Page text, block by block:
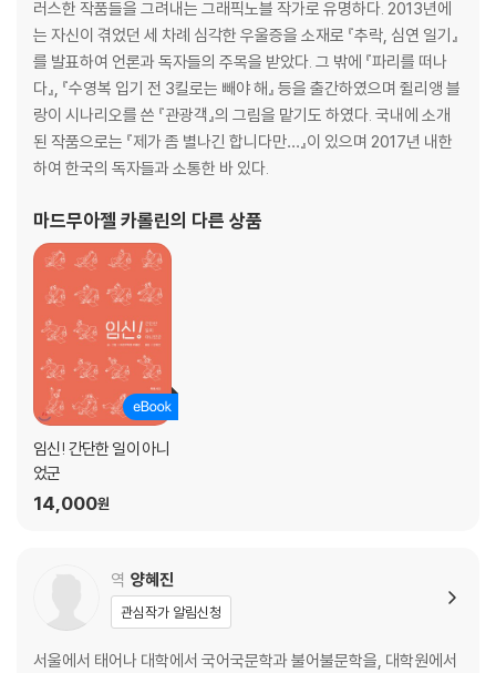
러스한 작품들을 그려내는 그래픽노블 작가로 유명하다. 2013년에
는 자신이 겪었던 세 차례 심각한 우울증을 소재로 『추락, 심연 일기』
를 발표하여 언론과 독자들의 주목을 받았다. 그 밖에 『파리를 떠나
다』, 『수영복 입기 전 3킬로는 빼야 해』 등을 출간하였으며 쥘리앵 블
랑이 시나리오를 쓴 『관광객』의 그림을 맡기도 하였다. 국내에 소개
된 작품으로는 『제가 좀 별나긴 합니다만…』이 있으며 2017년 내한
하여 한국의 독자들과 소통한 바 있다.
마드무아젤 카롤린의 다른 상품
임신! 간단한 일이 아니
었군
14,000원
역 양혜진
관심작가 알림신청
서울에서 태어나 대학에서 국어국문학과 불어불문학을, 대학원에서